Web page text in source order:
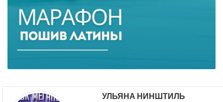
УЛЬЯНА НИНШТИЛЬ